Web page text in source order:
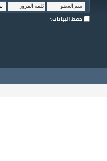
حفظ البيانات؟